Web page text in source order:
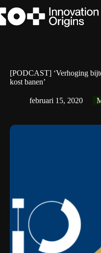
naar
de
[PODCAST] ‘Verhoging
kost banen’
februari 15, 2020